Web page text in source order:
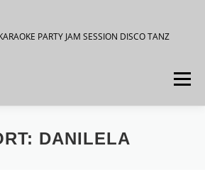
PARTY JAM SESSION DISCO TANZ
Menü
IMPRESSUMDANILELA